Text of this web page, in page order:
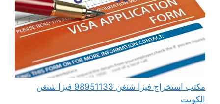
مكتب استخراج فيزا شنغن 98951133 فيزا شنغن
الكويت